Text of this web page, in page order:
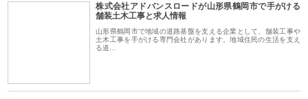
株式会社アドバンスロードが山形県鶴岡市で手がける
舗装土木工事と求人情報
山形県鶴岡市で地域の道路基盤を支える企業として、舗装工事や
土木工事を手がける専門会社があります。地域住民の生活を支え
る道…